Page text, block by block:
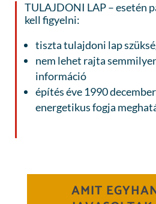
TULAJDONI LAP – esetén
kell figyelni:
tiszta tulajdoni lap
nem lehet rajta
információ
építés éve 1990
energetikus fogja
AMIT